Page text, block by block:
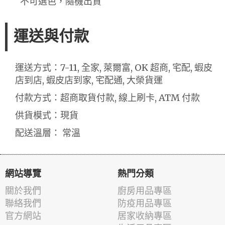
運送與付款
運送方式：7-11, 全家, 萊爾富, OK 超商, 宅配, 蝦皮
店到店, 蝦皮店到家, 宅配通, 大榮貨運
付款方式：超商取貨付款, 線上刷卡, ATM 付款
供貨模式：現貨
配送溫層： 常溫
網站導覽
關於我們
聯絡我們
官方網站
熱門分類
廚房用品專區
防疫用品專區
居家收納專區